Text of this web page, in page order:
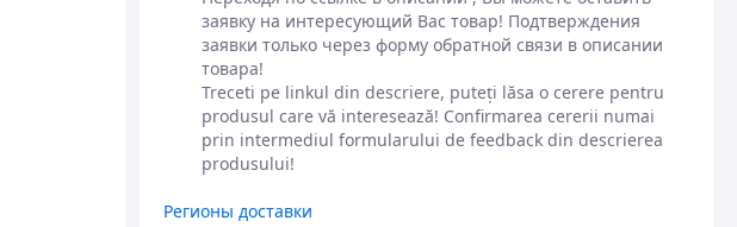
заявку на интересующий Вас товар! Подтверждения
заявки только через форму обратной связи в описании
товара!
Treceti pe linkul din descriere, puteți lăsa o cerere pentru
produsul care vă interesează! Confirmarea cererii numai
prin intermediul formularului de feedback din descrierea
produsului!
Регионы доставки